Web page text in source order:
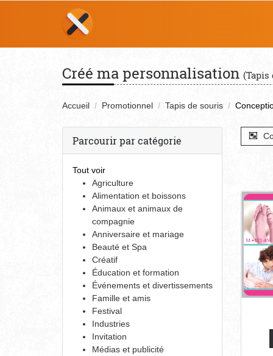
Créé ma personnalisation (Tapis
Accueil Promotionnel Tapis de souris
Parcourir par catégorie
Tout voir
Agriculture
Alimentation et boissons
Animaux et animaux de
compagnie
Anniversaire et mariage
Beauté et Spa
Créatif
Éducation et formation
Événements et divertissements
Famille et amis
Festival
Industries
Invitation
Médias et publicité